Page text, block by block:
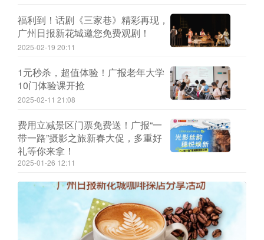
福利到！话剧《三家巷》精彩再现，
广州日报新花城邀您免费观剧！
2025-02-19 20:11
1元秒杀，超值体验！广报老年大学
10门体验课开抢
2025-02-11 21:08
费用立减景区门票免费送！广报“一
带一路”摄影之旅新春大促，多重好
礼等你来拿！
2025-01-26 12:11